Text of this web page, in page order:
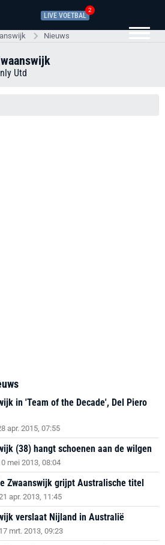
LIVE VOETBAL
2
Nieuws
Utd
in 'Team of the Decade', Del Piero
apr. 2015, 07:55
(38) hangt schoenen aan de wilgen
mei 2013, 08:04
Zwaanswijk grijpt Australische titel
apr. 2013, 11:45
verslaat Nijland in Australië
mrt. 2013, 09:23